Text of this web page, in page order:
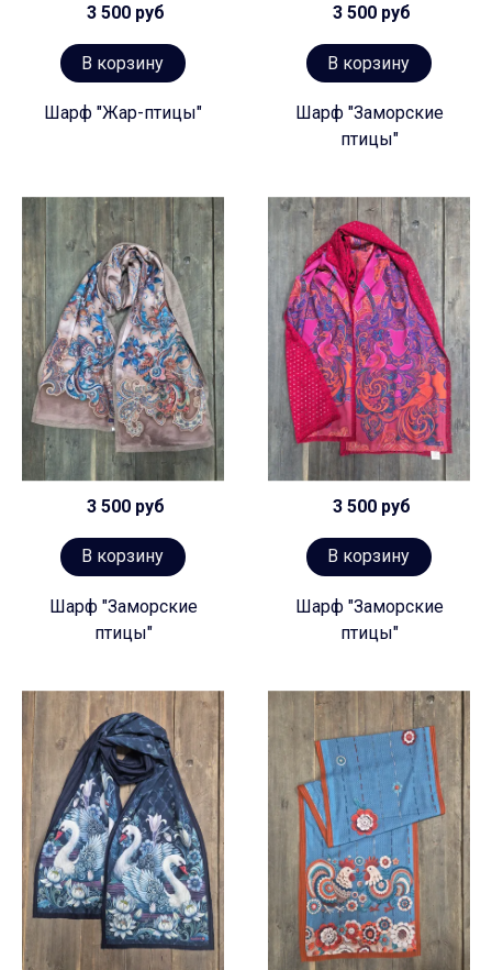
3 500 руб
В корзину
Шарф "Жар-птицы"
3 500 руб
В корзину
Шарф "Заморские
птицы"
3 500 руб
В корзину
Шарф "Заморские
птицы"
3 500 руб
В корзину
Шарф "Заморские
птицы"